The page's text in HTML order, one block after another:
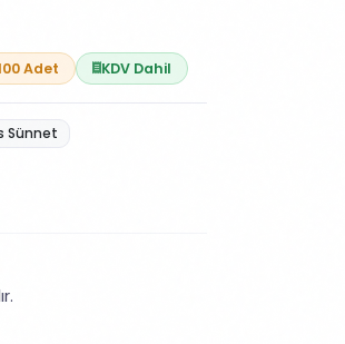
Adet KDV Dahil
Sünnet